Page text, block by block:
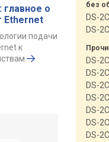
главное о
Ethernet
подачи
к
без
DS-
DS-
DS-
DS-
DS-
DS-
DS-
DS-
DS-